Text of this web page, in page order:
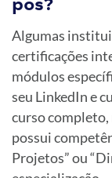
pós?
Algumas
certificações
módulos
seu LinkedIn e
curso completo,
possui
Projetos” ou